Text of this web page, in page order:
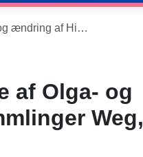
WMS INSPIRE BPL Ophævelse af Olga- og Bergstraße og ændring af Himmlinger Weg, Karl-, Mühl- og Wilhelmstraße
af Olga- og